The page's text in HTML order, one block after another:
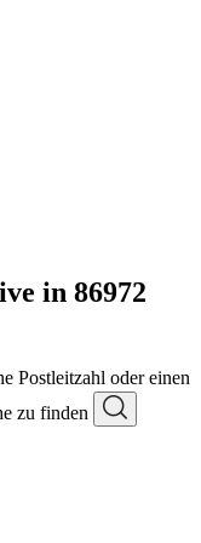
in 86972
Postleitzahl oder einen
zu finden